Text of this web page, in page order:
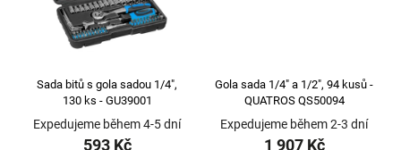
Sada bitů s gola sadou 1/4",
130 ks - GU39001
Expedujeme během 4-5 dní
593 Kč
Gola sada 1/4" a 1/2", 94 kusů -
QUATROS QS50094
Expedujeme během 2-3 dní
1 907 Kč